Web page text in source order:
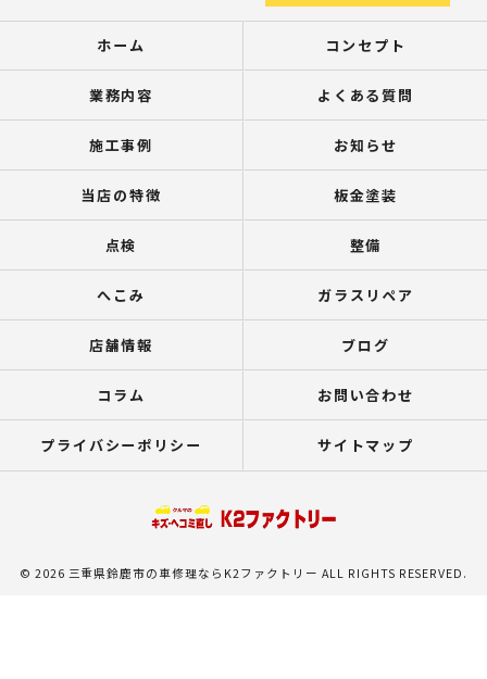
ホーム コンセプト
業務内容 よくある質問
施工事例 お知らせ
当店の特徴 板金塗装
点検 整備
へこみ ガラスリペア
店舗情報 ブログ
コラム お問い合わせ
プライバシーポリシー サイトマップ
© 2026 三重県鈴鹿市の車修理ならK2ファクトリー ALL RIGHTS RESERVED.